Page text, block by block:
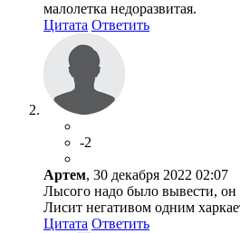
малолетка недоразвитая.
Цитата Ответить
-2
Артем, 30 декабря 2022 02:07
Лысого надо было вывести,
Лисит негативом одним
Цитата Ответить